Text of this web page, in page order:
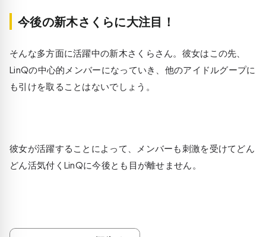
今後の新木さくらに大注目！
そんな多方面に活躍中の新木さくらさん。彼女はこの先、
LinQの中心的メンバーになっていき、他のアイドルグープに
も引けを取ることはないでしょう。
彼女が活躍することによって、メンバーも刺激を受けてどん
どん活気付くLinQに今後とも目が離せません。